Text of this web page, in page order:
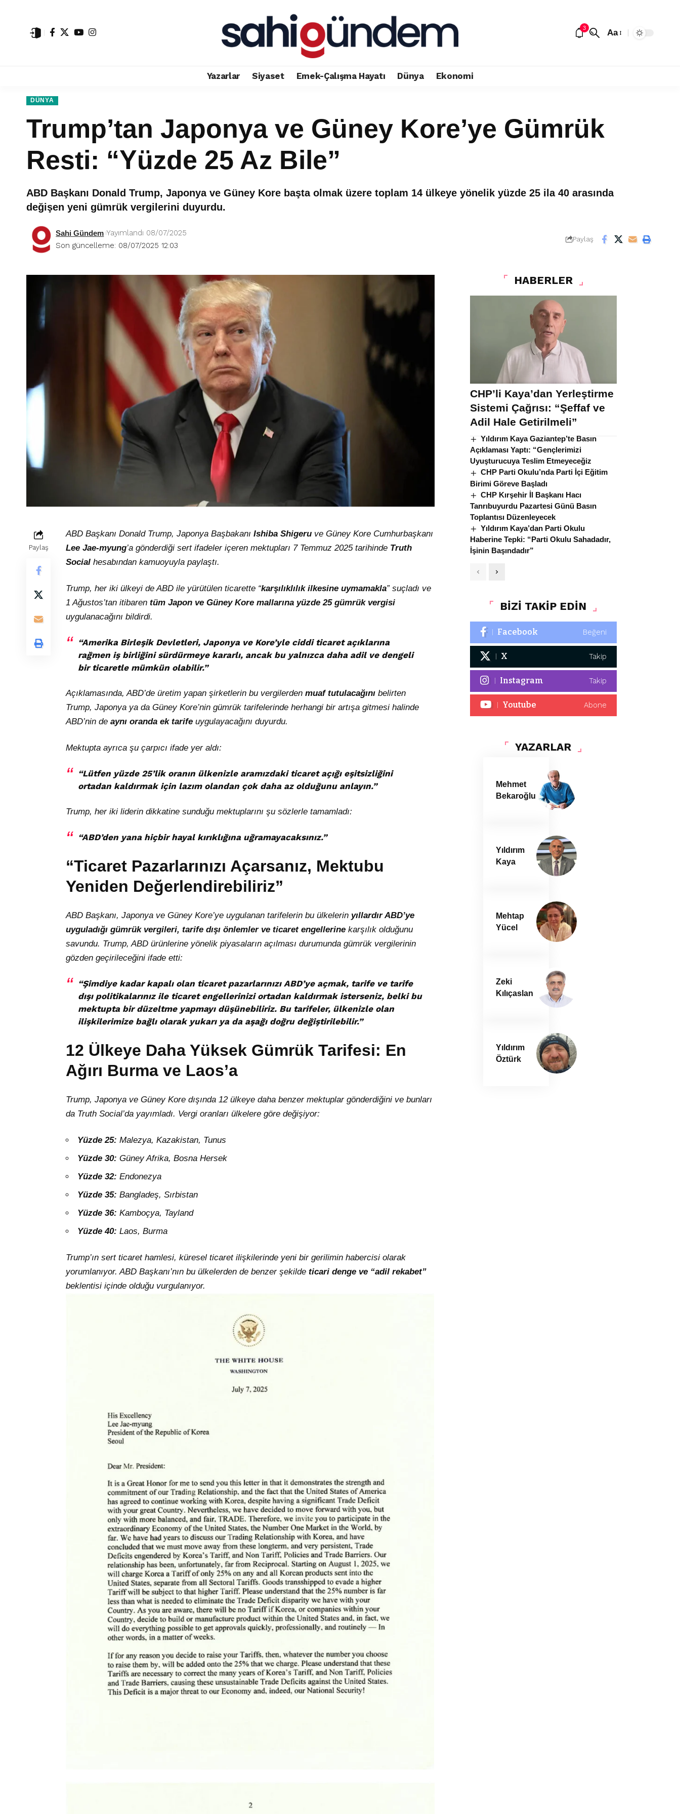
3 Aa
Yazarlar Siyaset Emek-Çalışma Hayatı Dünya Ekonomi
DÜNYA
Trump’tan Japonya ve Güney Kore’ye Gümrük
Resti: “Yüzde 25 Az Bile”
ABD Başkanı Donald Trump, Japonya ve Güney Kore başta olmak üzere toplam 14 ülkeye yönelik yüzde 25 ila 40 arasında
değişen yeni gümrük vergilerini duyurdu.
Son güncelleme: 08/07/2025 12:03
Sahi Gündem Yayımlandı 08/07/2025
Paylaş
Paylaş
ABD Başkanı Donald Trump, Japonya Başbakanı Ishiba Shigeru ve Güney Kore Cumhurbaşkanı
Lee Jae-myung’a gönderdiği sert ifadeler içeren mektupları 7 Temmuz 2025 tarihinde Truth
Social hesabından kamuoyuyla paylaştı.
Trump, her iki ülkeyi de ABD ile yürütülen ticarette “karşılıklılık ilkesine uymamakla” suçladı ve
1 Ağustos’tan itibaren tüm Japon ve Güney Kore mallarına yüzde 25 gümrük vergisi
uygulanacağını bildirdi.
“Amerika Birleşik Devletleri, Japonya ve Kore’yle ciddi ticaret açıklarına
rağmen iş birliğini sürdürmeye kararlı, ancak bu yalnızca daha adil ve dengeli
bir ticaretle mümkün olabilir.”
Açıklamasında, ABD’de üretim yapan şirketlerin bu vergilerden muaf tutulacağını belirten
Trump, Japonya ya da Güney Kore’nin gümrük tarifelerinde herhangi bir artışa gitmesi halinde
ABD’nin de aynı oranda ek tarife uygulayacağını duyurdu.
Mektupta ayrıca şu çarpıcı ifade yer aldı:
“Lütfen yüzde 25’lik oranın ülkenizle aramızdaki ticaret açığı eşitsizliğini
ortadan kaldırmak için lazım olandan çok daha az olduğunu anlayın.”
Trump, her iki liderin dikkatine sunduğu mektuplarını şu sözlerle tamamladı:
“ABD’den yana hiçbir hayal kırıklığına uğramayacaksınız.”
“Ticaret Pazarlarınızı Açarsanız, Mektubu
Yeniden Değerlendirebiliriz”
ABD Başkanı, Japonya ve Güney Kore’ye uygulanan tarifelerin bu ülkelerin yıllardır ABD’ye
uyguladığı gümrük vergileri, tarife dışı önlemler ve ticaret engellerine karşılık olduğunu
savundu. Trump, ABD ürünlerine yönelik piyasaların açılması durumunda gümrük vergilerinin
gözden geçirileceğini ifade etti:
“Şimdiye kadar kapalı olan ticaret pazarlarınızı ABD’ye açmak, tarife ve tarife
dışı politikalarınız ile ticaret engellerinizi ortadan kaldırmak isterseniz, belki bu
mektupta bir düzeltme yapmayı düşünebiliriz. Bu tarifeler, ülkenizle olan
ilişkilerimize bağlı olarak yukarı ya da aşağı doğru değiştirilebilir.”
12 Ülkeye Daha Yüksek Gümrük Tarifesi: En
Ağırı Burma ve Laos’a
Trump, Japonya ve Güney Kore dışında 12 ülkeye daha benzer mektuplar gönderdiğini ve bunları
da Truth Social’da yayımladı. Vergi oranları ülkelere göre değişiyor:
Yüzde 25: Malezya, Kazakistan, Tunus
Yüzde 30: Güney Afrika, Bosna Hersek
Yüzde 32: Endonezya
Yüzde 35: Bangladeş, Sırbistan
Yüzde 36: Kamboçya, Tayland
Yüzde 40: Laos, Burma
Trump’ın sert ticaret hamlesi, küresel ticaret ilişkilerinde yeni bir gerilimin habercisi olarak
yorumlanıyor. ABD Başkanı’nın bu ülkelerden de benzer şekilde ticari denge ve “adil rekabet”
beklentisi içinde olduğu vurgulanıyor.
HABERLER
CHP’li Kaya’dan Yerleştirme
Sistemi Çağrısı: “Şeffaf ve
Adil Hale Getirilmeli”
Yıldırım Kaya Gaziantep’te Basın
Açıklaması Yaptı: “Gençlerimizi
Uyuşturucuya Teslim Etmeyeceğiz
CHP Parti Okulu’nda Parti İçi Eğitim
Birimi Göreve Başladı
CHP Kırşehir İl Başkanı Hacı
Tanrıbuyurdu Pazartesi Günü Basın
Toplantısı Düzenleyecek
Yıldırım Kaya’dan Parti Okulu
Haberine Tepki: “Parti Okulu Sahadadır,
İşinin Başındadır”
BİZİ TAKİP EDİN
Facebook Beğeni
X Takip
Instagram Takip
Youtube Abone
YAZARLAR
Mehmet
Bekaroğlu
Yıldırım
Kaya
Mehtap
Yücel
Zeki
Kılıçaslan
Yıldırım
Öztürk